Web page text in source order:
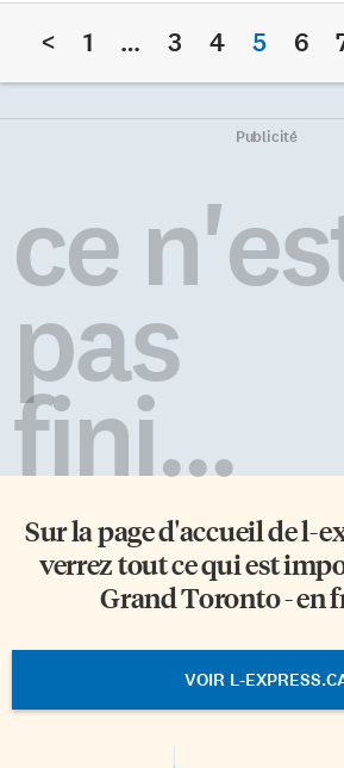
croyances ayant un lien avec
croyances que l’intéressé exerce
ou manifeste sincèrement,
spirituelle, indépendamment
de la question de savoir si la
pratique ou […]
faveur
devient
1889, la
projets
< 1 … 3 4 5 6
Publicité
ce
pas
fini...
Sur la page d'accueil del-
verrez tout ce qui est
Grand Toronto - en
VOIR L-